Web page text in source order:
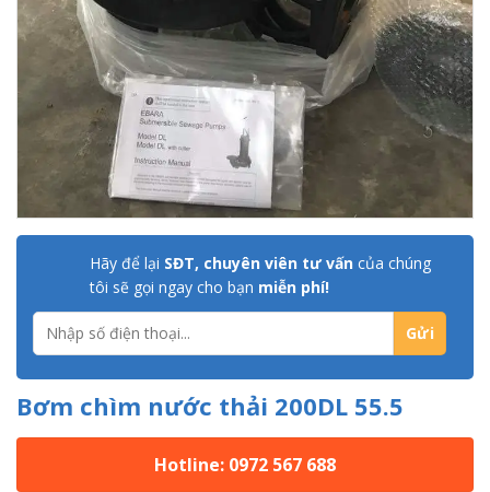
Hãy để lại SĐT, chuyên viên tư vấn của chúng
tôi sẽ gọi ngay cho bạn miễn phí!
Bơm chìm nước thải 200DL 55.5
Hotline: 0972 567 688